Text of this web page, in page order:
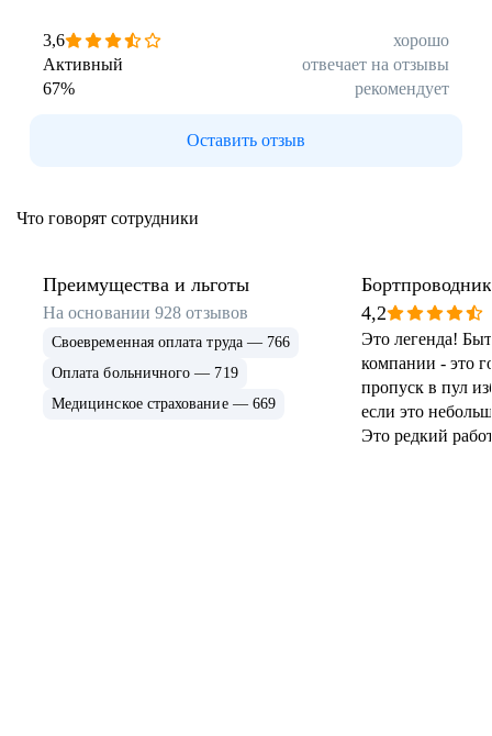
3,6
хорошо
Активный
отвечает на отзывы
67% рекомендует
Оставить отзыв
Что говорят сотрудники
Преимущества и льготы
На основании928 отзывов
Своевременная оплата труда — 766
Оплата больничного — 719
Медицинское страхование — 669
Бортпроводник
4,2
Это легенда!
компании - это
пропуск в пул
если это
Это редкий